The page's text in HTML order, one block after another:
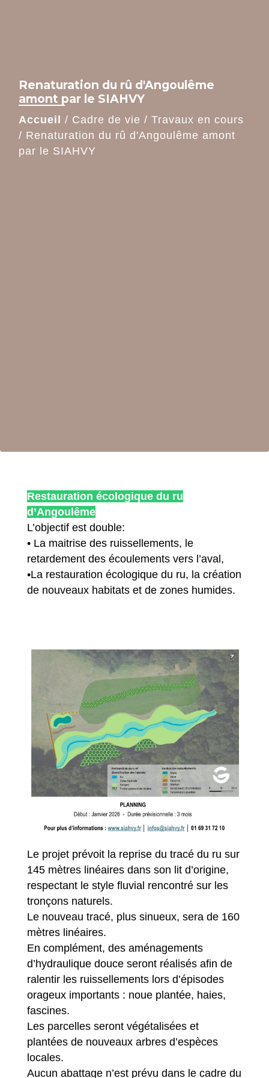
Renaturation du rû d'Angoulême
amont par le SIAHVY
Accueil / Cadre de vie / Travaux en cours
/ Renaturation du rû d'Angoulême amont
par le SIAHVY
Restauration écologique du ru
d’Angoulême
L’objectif est double:
• La maitrise des ruissellements, le
retardement des écoulements vers l’aval,
•La restauration écologique du ru, la création
de nouveaux habitats et de zones humides.
Le projet prévoit la reprise du tracé du ru sur
145 mètres linéaires dans son lit d’origine,
respectant le style fluvial rencontré sur les
tronçons naturels.
Le nouveau tracé, plus sinueux, sera de 160
mètres linéaires.
En complément, des aménagements
d’hydraulique douce seront réalisés afin de
ralentir les ruissellements lors d’épisodes
orageux importants : noue plantée, haies,
fascines.
Les parcelles seront végétalisées et
plantées de nouveaux arbres d’espèces
locales.
Aucun abattage n’est prévu dans le cadre du